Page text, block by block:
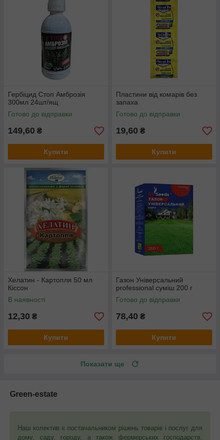
Гербіцид Стоп Амброзія
300мл 24шт/ящ
Готово до відправки
149,60 ₴
Купити
Пластини від комарів без
запаха
Готово до відправки
19,60 ₴
Купити
Хелатин - Картопля 50 мл
Кіссон
В наявності
12,30 ₴
Купити
Газон Універсальний
рrofessional суміш 200 г
Готово до відправки
78,40 ₴
Купити
Показати ще
Green-estate
Наш колектив є постачальником рішень товарів і послуг для
дому, саду, городу, а також фермерських господарств,